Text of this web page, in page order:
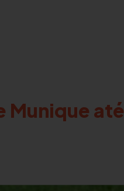
Munique até